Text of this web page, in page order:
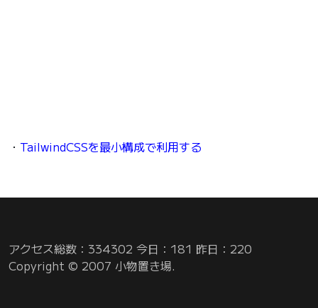
・ TailwindCSSを最小構成で利用する
アクセス総数：334302 今日：181 昨日：220
Copyright © 2007 小物置き場.